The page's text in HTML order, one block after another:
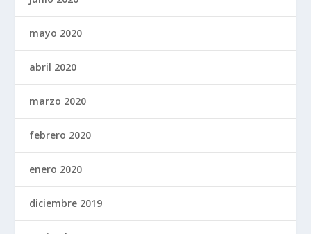
mayo 2020
abril 2020
marzo 2020
febrero 2020
enero 2020
diciembre 2019